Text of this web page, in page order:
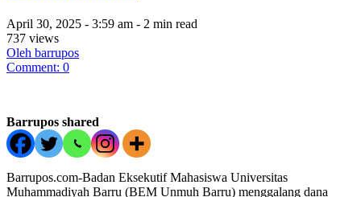
April 30, 2025 - 3:59 am - 2 min read
737 views
Oleh barrupos
Comment: 0
Barrupos shared
Barrupos.com-Badan Eksekutif Mahasiswa Universitas
Muhammadiyah Barru (BEM Unmuh Barru) menggalang dana